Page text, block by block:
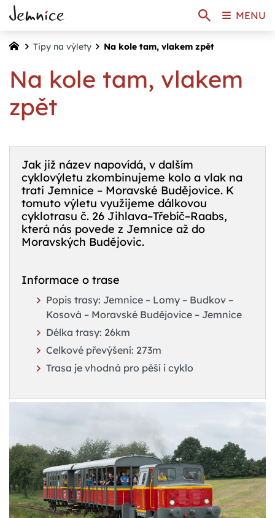
Tipy na výlety Na kole tam, vlakem zpět
Na kole tam, vlakem
zpět
Jak již název napovídá, v dalším
cyklovýletu zkombinujeme kolo a vlak na
trati Jemnice – Moravské Budějovice. K
tomuto výletu využijeme dálkovou
cyklotrasu č. 26 Jihlava–Třebíč–Raabs,
která nás povede z Jemnice až do
Moravských Budějovic.
Informace o trase
Popis trasy: Jemnice – Lomy – Budkov –
Kosová – Moravské Budějovice – Jemnice
Délka trasy: 26km
Celkové převýšení: 273m
Trasa je vhodná pro pěší i cyklo
MENU